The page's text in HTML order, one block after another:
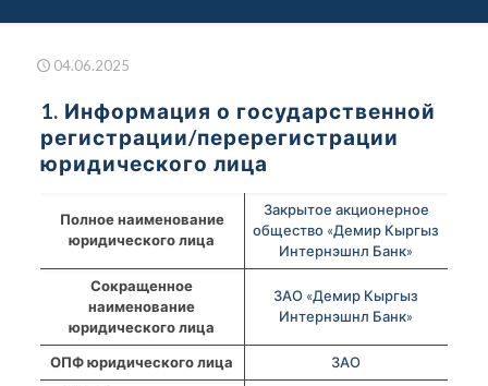
04.06.2025
1. Информация о государственной
регистрации/перерегистрации
юридического лица
Полное наименование
юридического лица
Закрытое акционерное
общество «Демир Кыргыз
Интернэшнл Банк»
Сокращенное
наименование
юридического лица
ЗАО «Демир Кыргыз
Интернэшнл Банк»
ОПФ юридического лица
ЗАО